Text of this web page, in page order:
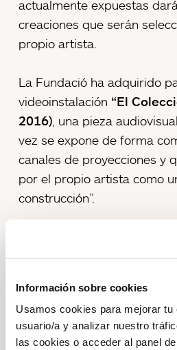
Información sobre cookies
Usamos cookies para mejorar tu
usuario/a y analizar nuestro
las cookies o acceder al panel
actualmente expuestas
creaciones que serán
propio artista.
La Fundació ha adquirido
videoinstalación “El
2016) , una pieza
vez se expone de forma
canales de proyecciones y
por el propio artista como
construcción”.
Esta es la primera obra de
adquirido“Biografías”
proyecciones sobre platos
Muñoz utiliza retratos de